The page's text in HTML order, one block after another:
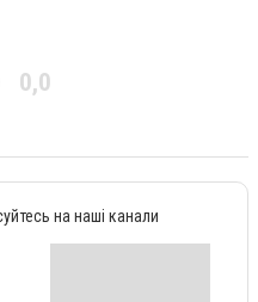
0,0
на наші канали